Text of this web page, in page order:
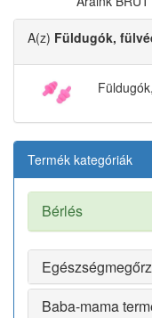
A(z) Füldugók,
Termék kategóriák
Bérlés
Baba-mama